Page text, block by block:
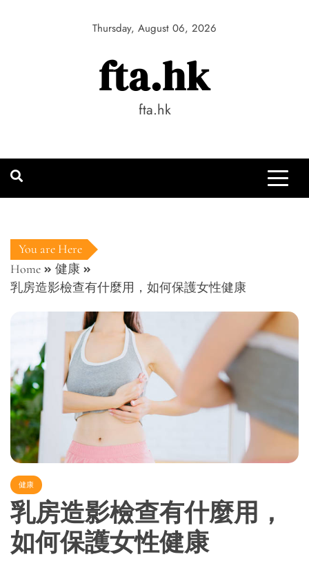
Thursday, August 06, 2026
fta.hk
fta.hk
You are Here
Home
健康
乳房造影檢查有什麼用，如何保護女性健康
健康
乳房造影檢查有什麼用，
如何保護女性健康